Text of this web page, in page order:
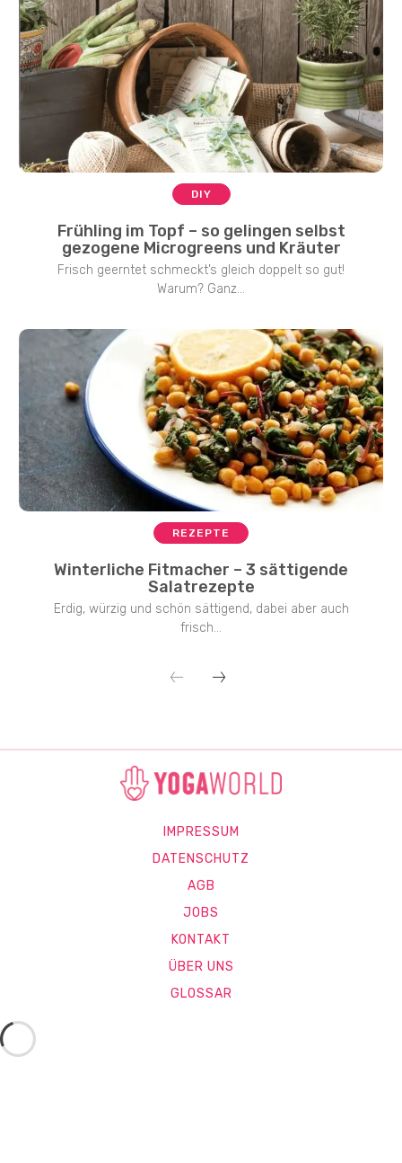
DIY
Frühling im Topf – so gelingen selbst
gezogene Microgreens und Kräuter
Frisch geerntet schmeckt’s gleich doppelt so gut!
Warum? Ganz...
REZEPTE
Winterliche Fitmacher – 3 sättigende
Salatrezepte
Erdig, würzig und schön sättigend, dabei aber auch
frisch...
IMPRESSUM
DATENSCHUTZ
AGB
JOBS
KONTAKT
ÜBER UNS
GLOSSAR